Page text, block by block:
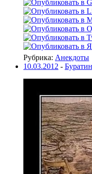
Рубрика: Анекдоты
10.03.2012 -